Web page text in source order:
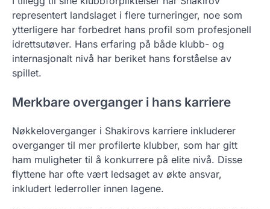
representert landslaget i flere turneringer, noe som
ytterligere har forbedret hans profil som profesjonell
idrettsutøver. Hans erfaring på både klubb- og
internasjonalt nivå har beriket hans forståelse av
spillet.
Merkbare overganger i hans karriere
Nøkkeloverganger i Shakirovs karriere inkluderer
overganger til mer profilerte klubber, som har gitt
ham muligheter til å konkurrere på elite nivå. Disse
flyttene har ofte vært ledsaget av økte ansvar,
inkludert lederroller innen lagene.